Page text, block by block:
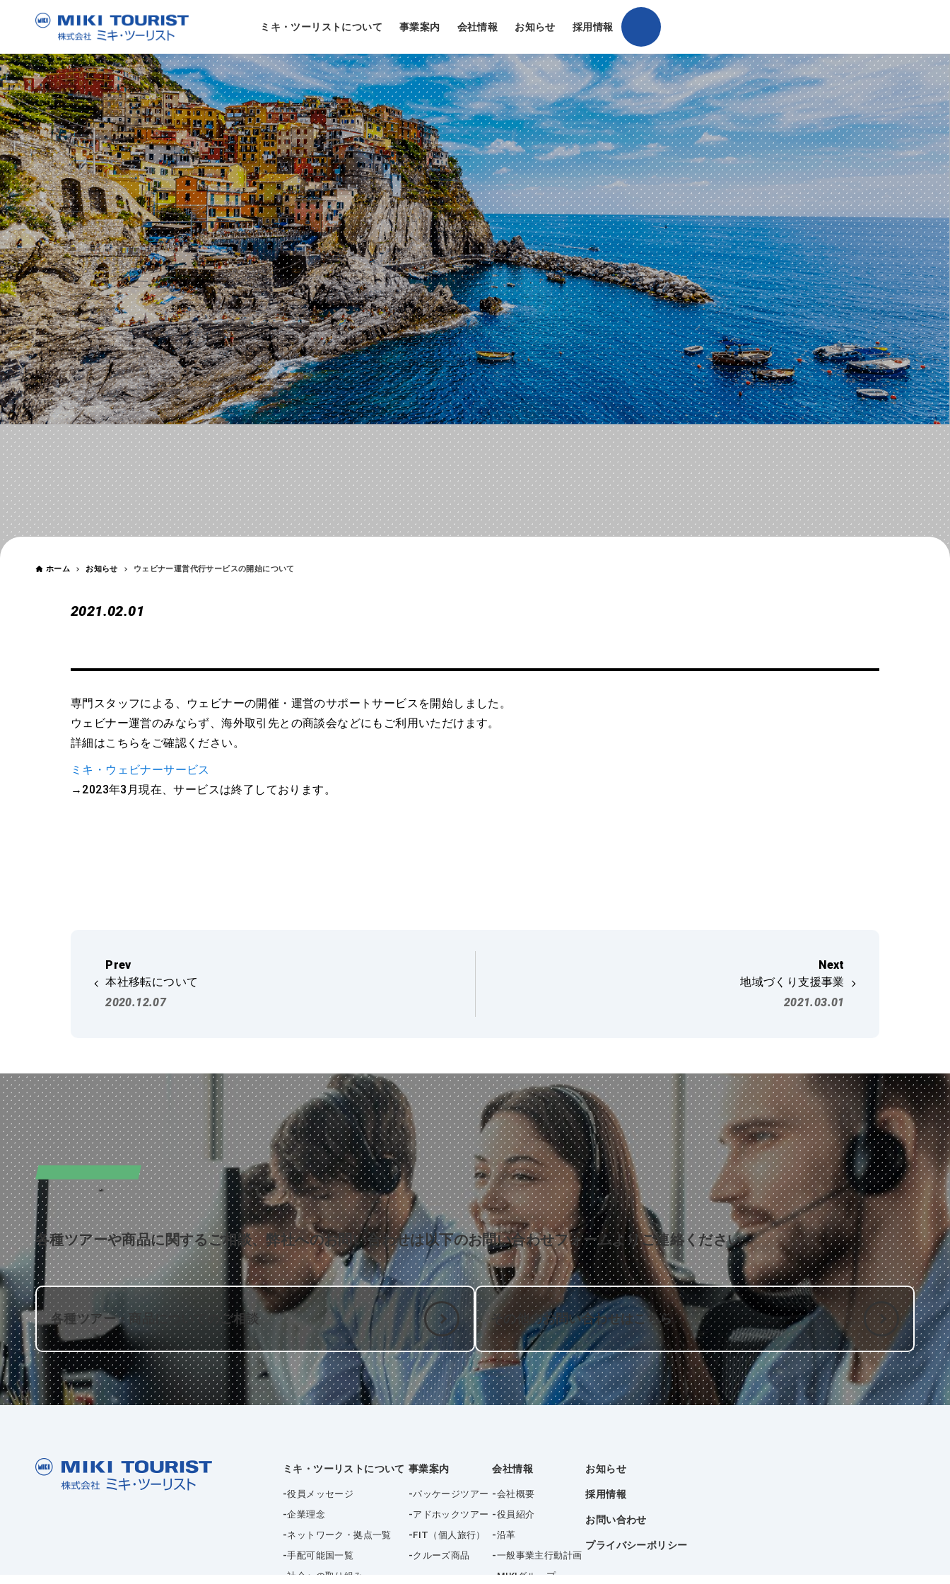
ミキ・ツーリストについて 事業案内 会社情報 お知らせ 採用情報
お知らせ
NEWS
ホーム お知らせ ウェビナー運営代行サービスの開始について
2021.02.01
ウェビナー運営代行サービスの開始について
専門スタッフによる、ウェビナーの開催・運営のサポートサービスを開始しました。
ウェビナー運営のみならず、海外取引先との商談会などにもご利用いただけます。
詳細はこちらをご確認ください。
ミキ・ウェビナーサービス
→2023年3月現在、サービスは終了しております。
本社移転について
2020.12.07
地域づくり支援事業
2021.03.01
CONTACT
お問い合わせ
各種ツアーや商品に関するご相談、弊社へのお問い合わせは以下のお問い合わせフォームよりご連絡ください。
各種ツアー・商品についてのご相談 その他のお問い合わせはこちら
ミキ・ツーリストについて
役員メッセージ
企業理念
ネットワーク・拠点一覧
手配可能国一覧
社会への取り組み
事業案内
パッケージツアー
アドホックツアー
FIT（個人旅行）
クルーズ商品
会社情報
会社概要
役員紹介
沿革
一般事業主行動計画
MIKIグループ
お知らせ
採用情報
お問い合わせ
プライバシーポリシー